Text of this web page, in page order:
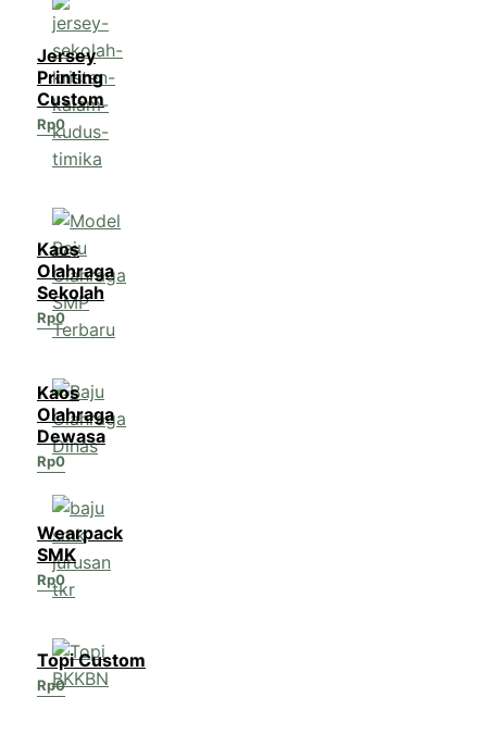
Jersey
Printing
Custom
Rp0
Kaos
Olahraga
Sekolah
Rp0
Kaos
Olahraga
Dewasa
Rp0
Wearpack
SMK
Rp0
Topi Custom
Rp0